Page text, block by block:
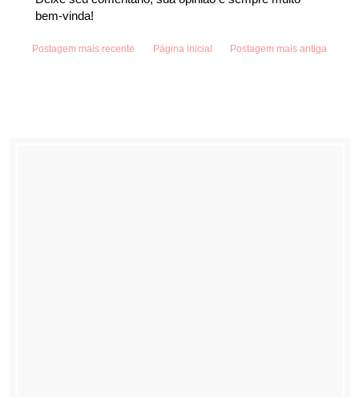
bem-vinda!
Postagem mais recente Postagem mais antiga
Página inicial